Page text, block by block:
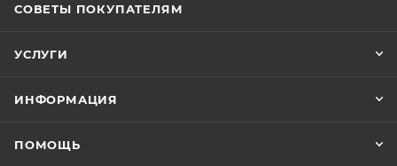
СОВЕТЫ ПОКУПАТЕЛЯМ
УСЛУГИ
ИНФОРМАЦИЯ
ПОМОЩЬ